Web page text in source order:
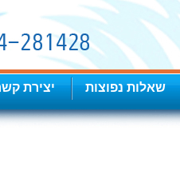
שאלות נפוצות יצירת